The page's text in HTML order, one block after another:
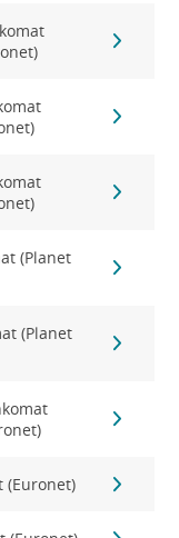
(Planet
(Planet
(Euronet)